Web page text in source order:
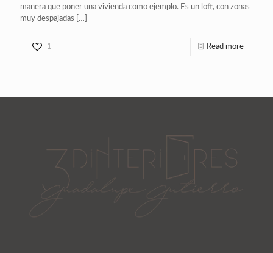
manera que poner una vivienda como ejemplo. Es un loft, con zonas
muy despajadas […]
1 Read more